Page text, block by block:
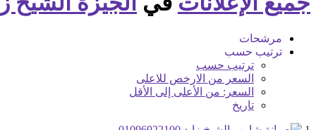
مرشحات
ترتيب حسب
ترتيب حسب
السعر من الارخص للاعلى
السعر: من الأعلى إلى الأقل
تاريخ